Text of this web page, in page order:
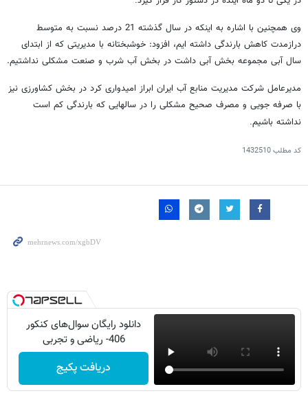
وی همچنین با اشاره به اینکه در سال گذشته 21 درصد نسبت به متوسط
درازمدت کاهش بارندگی داشته ایم، افزود: خوشبختانه با مدیریتی که از ابتدای
سال آبی مجموعه بخش آبی داشت در بخش آب شرب و صنعت مشکلی نداشتیم.
مدیرعامل شرکت مدیریت منابع آب ایران ابراز امیدواری کرد در بخش کشاورزی نیز
با صرفه جویی و مصرف صحیح مشکلی را در سالهایی که بارندگی کم است
نداشته باشیم.
کد مطلب1432510
دانلود رایگان سوال‌های کنکور
406- ریاضی و تجربی
دریافت پکیج